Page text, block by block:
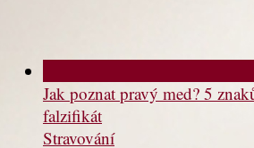
Jak poznat pravý med? 5
falzifikát
Stravování